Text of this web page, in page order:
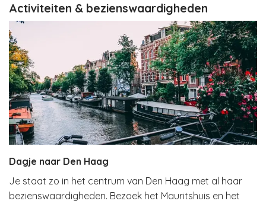
Activiteiten & bezienswaardigheden
Dagje naar Den Haag
Je staat zo in het centrum van Den Haag met al haar
bezienswaardigheden. Bezoek het Mauritshuis en het